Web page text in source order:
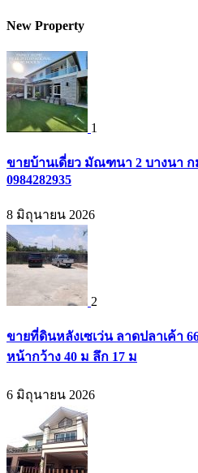
New Property
1
ขายบ้านเดี่ยว มัณฑนา 2 บางนา
0984282935
8 มิถุนายน 2026
2
ขายที่ดินหลังเซเว่น ลาดปลาเค้า
หน้ากว้าง 40 ม ลึก 17 ม
6 มิถุนายน 2026